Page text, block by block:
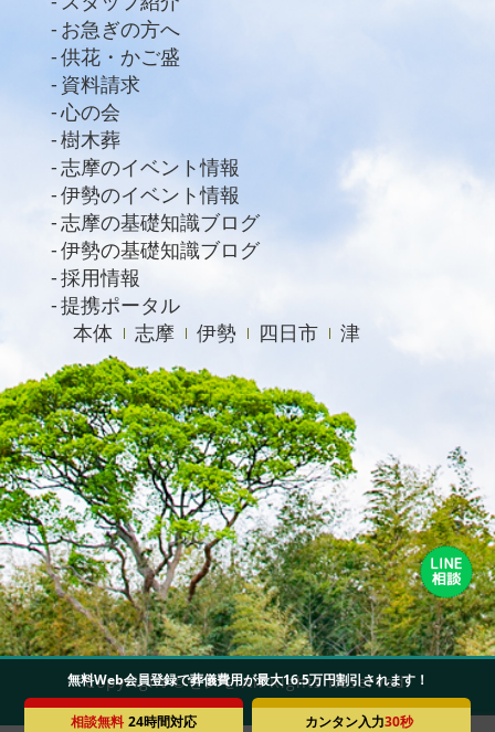
無料Web会員登録で葬儀費用が最大16.5万円割引されます！
相談無料 24時間対応 カンタン入力30秒
お急ぎの方へ
供花・かご盛
資料請求
心の会
樹木葬
志摩のイベント情報
伊勢のイベント情報
志摩の基礎知識ブログ
伊勢の基礎知識ブログ
採用情報
提携ポータル
本体
志摩 伊勢 四日市 津
Copyright ©セレモ All Rights Reserved.